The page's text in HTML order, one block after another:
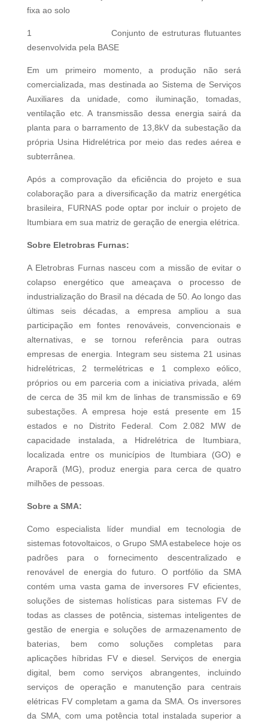
fixa ao solo
1 Conjunto de estruturas flutuantes
desenvolvida pela BASE
Em um primeiro momento, a produção não será
comercializada, mas destinada ao Sistema de Serviços
Auxiliares da unidade, como iluminação, tomadas,
ventilação etc. A transmissão dessa energia sairá da
planta para o barramento de 13,8kV da subestação da
própria Usina Hidrelétrica por meio das redes aérea e
subterrânea.
Após a comprovação da eficiência do projeto e sua
colaboração para a diversificação da matriz energética
brasileira, FURNAS pode optar por incluir o projeto de
Itumbiara em sua matriz de geração de energia elétrica.
Sobre Eletrobras Furnas:
A Eletrobras Furnas nasceu com a missão de evitar o
colapso energético que ameaçava o processo de
industrialização do Brasil na década de 50. Ao longo das
últimas seis décadas, a empresa ampliou a sua
participação em fontes renováveis, convencionais e
alternativas, e se tornou referência para outras
empresas de energia. Integram seu sistema 21 usinas
hidrelétricas, 2 termelétricas e 1 complexo eólico,
próprios ou em parceria com a iniciativa privada, além
de cerca de 35 mil km de linhas de transmissão e 69
subestações. A empresa hoje está presente em 15
estados e no Distrito Federal. Com 2.082 MW de
capacidade instalada, a Hidrelétrica de Itumbiara,
localizada entre os municípios de Itumbiara (GO) e
Araporã (MG), produz energia para cerca de quatro
milhões de pessoas.
Sobre a SMA:
Como especialista líder mundial em tecnologia de
sistemas fotovoltaicos, o Grupo SMA estabelece hoje os
padrões para o fornecimento descentralizado e
renovável de energia do futuro. O portfólio da SMA
contém uma vasta gama de inversores FV eficientes,
soluções de sistemas holísticas para sistemas FV de
todas as classes de potência, sistemas inteligentes de
gestão de energia e soluções de armazenamento de
baterias, bem como soluções completas para
aplicações híbridas FV e diesel. Serviços de energia
digital, bem como serviços abrangentes, incluindo
serviços de operação e manutenção para centrais
elétricas FV completam a gama da SMA. Os inversores
da SMA, com uma potência total instalada superior a